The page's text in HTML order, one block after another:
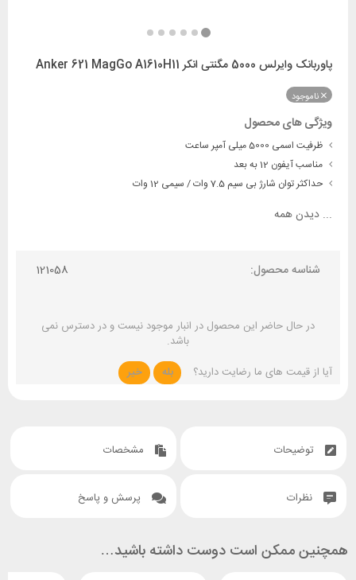
پاوربانک وایرلس 5000 مگنتی انکر Anker 621 MagGo A1610H11
ناموجود
ویژگی های محصول
ظرفیت اسمی 5000 میلی آمپر ساعت
مناسب آیفون 12 به بعد
حداکثر توان شارژ بی سیم 7.5 وات / سیمی 12 وات
... دیدن همه
شناسه محصول: 121058
در حال حاضر این محصول در انبار موجود نیست و در دسترس نمی
باشد.
آیا از قیمت های ما رضایت دارید؟
بله خیر
توضیحات مشخصات
نظرات پرسش و پاسخ
همچنین ممکن است دوست داشته باشید…